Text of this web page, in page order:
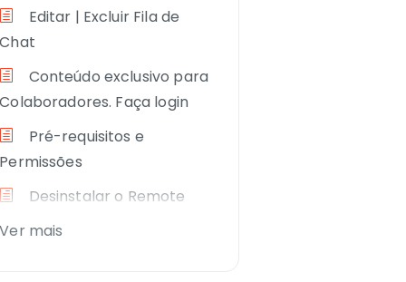
Editar | Excluir Fila de
Chat
Conteúdo exclusivo para
Colaboradores. Faça login
Pré-requisitos e
Permissões
Desinstalar o Remote
Ver mais